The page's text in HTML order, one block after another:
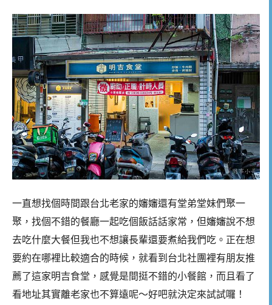
一直想找個時間跟台北老家的嬸嬸還有堂弟堂妹們聚一
聚，找個不錯的餐廳一起吃個飯話話家常，但嬸嬸說不想
去吃什麼大餐但我也不想讓長輩還要煮給我們吃。正在想
要約在哪裡比較適合的時候，就看到台北社團裡有朋友推
薦了這家明吉食堂，感覺是間挺不錯的小餐館，而且看了
看地址其實離老家也不算遠呢～好吧就決定來試試囉！